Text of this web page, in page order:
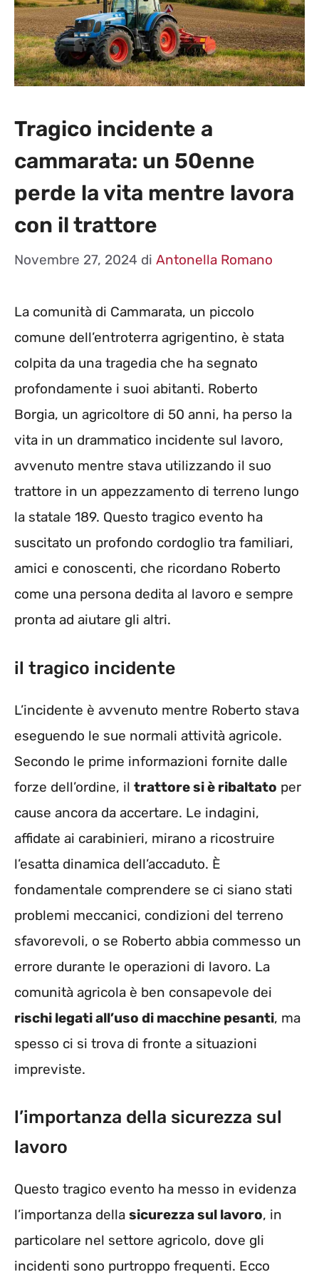
Tragico incidente a
cammarata: un 50enne
perde la vita mentre lavora
con il trattore
Novembre 27, 2024 di Antonella Romano
La comunità di Cammarata, un piccolo
comune dell’entroterra agrigentino, è stata
colpita da una tragedia che ha segnato
profondamente i suoi abitanti. Roberto
Borgia, un agricoltore di 50 anni, ha perso la
vita in un drammatico incidente sul lavoro,
avvenuto mentre stava utilizzando il suo
trattore in un appezzamento di terreno lungo
la statale 189. Questo tragico evento ha
suscitato un profondo cordoglio tra familiari,
amici e conoscenti, che ricordano Roberto
come una persona dedita al lavoro e sempre
pronta ad aiutare gli altri.
il tragico incidente
L’incidente è avvenuto mentre Roberto stava
eseguendo le sue normali attività agricole.
Secondo le prime informazioni fornite dalle
forze dell’ordine, il trattore si è ribaltato per
cause ancora da accertare. Le indagini,
affidate ai carabinieri, mirano a ricostruire
l’esatta dinamica dell’accaduto. È
fondamentale comprendere se ci siano stati
problemi meccanici, condizioni del terreno
sfavorevoli, o se Roberto abbia commesso un
errore durante le operazioni di lavoro. La
comunità agricola è ben consapevole dei
rischi legati all’uso di macchine pesanti, ma
spesso ci si trova di fronte a situazioni
impreviste.
l’importanza della sicurezza sul
lavoro
Questo tragico evento ha messo in evidenza
l’importanza della sicurezza sul lavoro, in
particolare nel settore agricolo, dove gli
incidenti sono purtroppo frequenti. Ecco